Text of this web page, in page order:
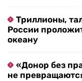
Триллионы,
России
океану
«Донор без
не